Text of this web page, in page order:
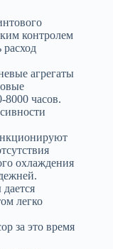
контролем
агрегаты
8000 часов.
охлаждения
легко
за это время